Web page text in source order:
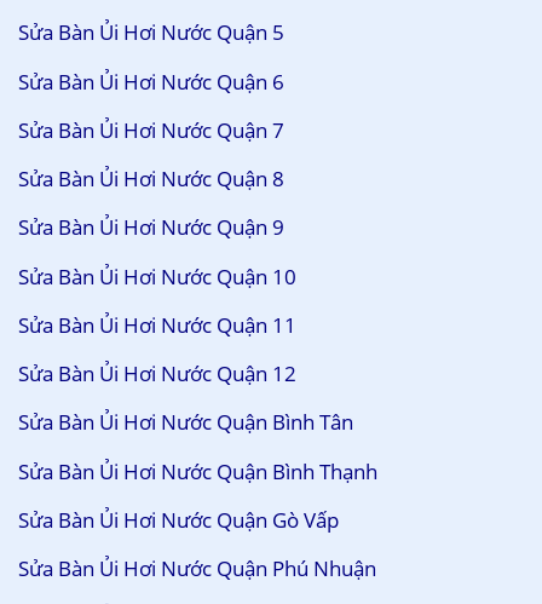
Sửa Bàn Ủi Hơi Nước Quận 5
Sửa Bàn Ủi Hơi Nước Quận 6
Sửa Bàn Ủi Hơi Nước Quận 7
Sửa Bàn Ủi Hơi Nước Quận 8
Sửa Bàn Ủi Hơi Nước Quận 9
Sửa Bàn Ủi Hơi Nước Quận 10
Sửa Bàn Ủi Hơi Nước Quận 11
Sửa Bàn Ủi Hơi Nước Quận 12
Sửa Bàn Ủi Hơi Nước Quận Bình Tân
Sửa Bàn Ủi Hơi Nước Quận Bình Thạnh
Sửa Bàn Ủi Hơi Nước Quận Gò Vấp
Sửa Bàn Ủi Hơi Nước Quận Phú Nhuận